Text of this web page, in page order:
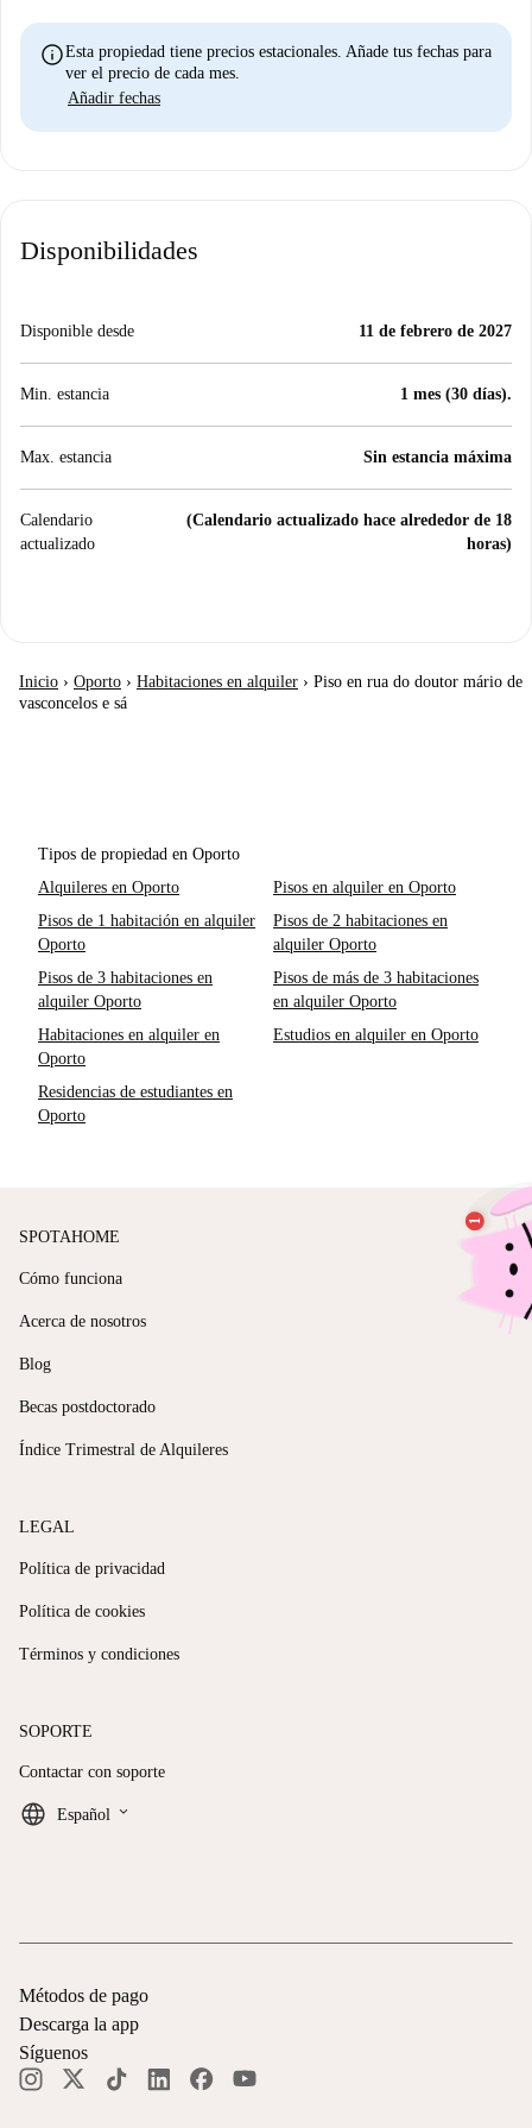
infoEsta propiedad tiene precios estacionales. Añade tus fechas para
ver el precio de cada mes.
Añadir fechas
Disponibilidades
Disponible desde 11 de febrero de 2027
Min. estancia 1 mes (30 días).
Max. estancia Sin estancia máxima
Calendario
actualizado
(Calendario actualizado hace alrededor de 18
horas)
Inicio › Oporto › Habitaciones en alquiler › Piso en rua do doutor mário de
vasconcelos e sá
Tipos de propiedad en Oporto
Alquileres en Oporto
Pisos en alquiler en Oporto
Pisos de 1 habitación en alquiler
Oporto
Pisos de 2 habitaciones en
alquiler Oporto
Pisos de 3 habitaciones en
alquiler Oporto
Pisos de más de 3 habitaciones
en alquiler Oporto
Habitaciones en alquiler en
Oporto
Estudios en alquiler en Oporto
Residencias de estudiantes en
Oporto
SPOTAHOME
Cómo funciona
Acerca de nosotros
Blog
Becas postdoctorado
Índice Trimestral de Alquileres
LEGAL
Política de privacidad
Política de cookies
Términos y condiciones
SOPORTE
Contactar con soporte
Español keyboard_arrow_down
Métodos de pago
Descarga la app
Síguenos